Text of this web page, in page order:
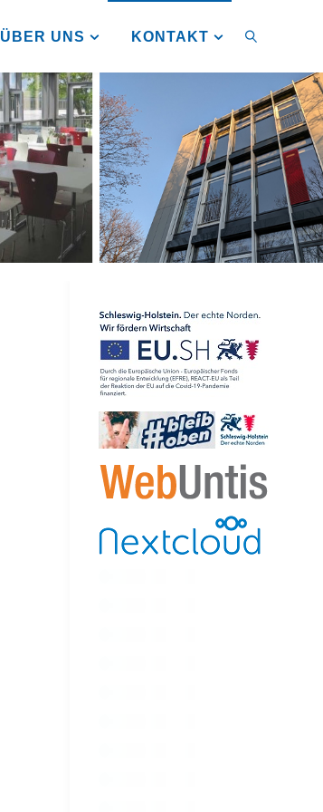
ÜBER UNS KONTAKT
SUCHEN